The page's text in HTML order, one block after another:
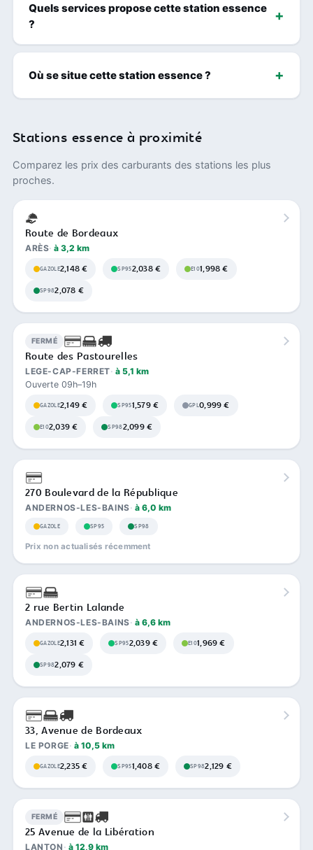
Quels services propose cette station essence
?
Où se situe cette station essence ?
Stations essence à proximité
Comparez les prix des carburants des stations les plus
proches.
Route de Bordeaux
ARÈS à 3,2 km
GAZOLE2,148 € SP952,038 € E101,998 €
SP982,078 €
FERMÉ
Route des Pastourelles
LEGE-CAP-FERRET à 5,1 km
Ouverte 09h–19h
GAZOLE2,149 € SP951,579 € GPL0,999 €
E102,039 € SP982,099 €
270 Boulevard de la République
ANDERNOS-LES-BAINS à 6,0 km
GAZOLE SP95 SP98
Prix non actualisés récemment
2 rue Bertin Lalande
ANDERNOS-LES-BAINS à 6,6 km
GAZOLE2,131 € SP952,039 € E101,969 €
SP982,079 €
33, Avenue de Bordeaux
LE PORGE à 10,5 km
GAZOLE2,235 € SP951,408 € SP982,129 €
FERMÉ
25 Avenue de la Libération
LANTON à 12,9 km